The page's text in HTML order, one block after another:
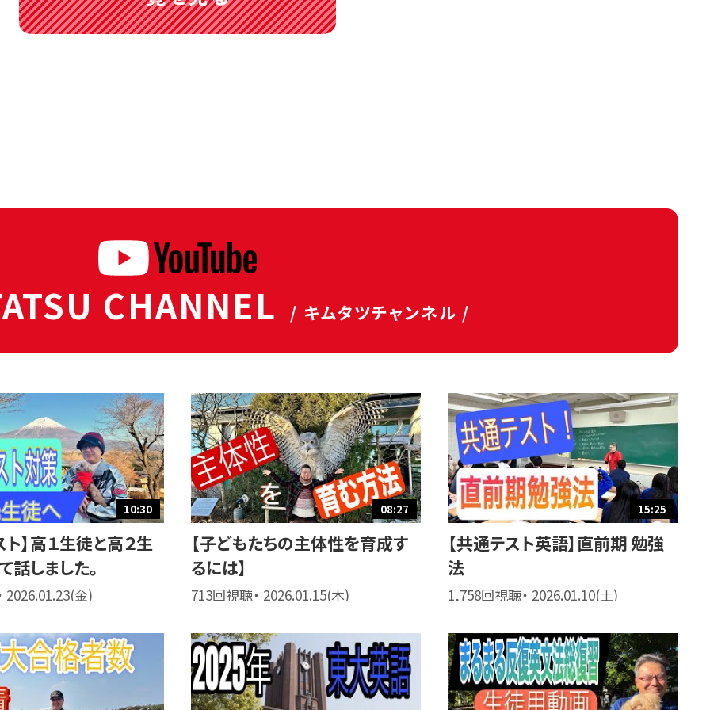
CHANNEL / キムタツチャンネル /
10:30
ト】高１生徒と高２生
話しました。
2026.01.23(金)
08:27
【子どもたちの主体性を育成す
るには】
713回視聴・ 2026.01.15(木)
15:25
【共通テスト英語】直前期 勉強
法
1,758回視聴・ 2026.01.10(土)